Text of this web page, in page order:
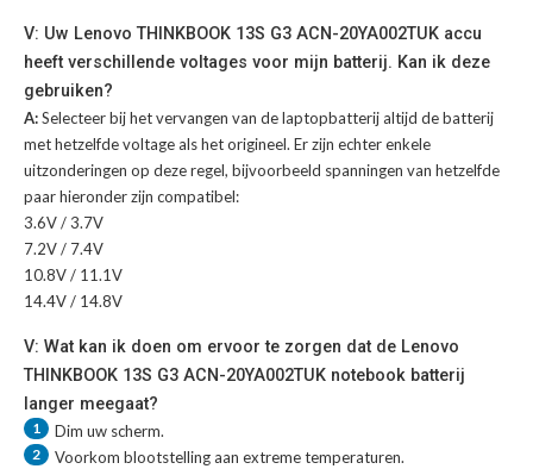
V: Uw Lenovo THINKBOOK 13S G3 ACN-20YA002TUK accu
heeft verschillende voltages voor mijn batterij. Kan ik deze
gebruiken?
A:Selecteer bij het vervangen van de laptopbatterij altijd de batterij
met hetzelfde voltage als het origineel. Er zijn echter enkele
uitzonderingen op deze regel, bijvoorbeeld spanningen van hetzelfde
paar hieronder zijn compatibel:
3.6V / 3.7V
7.2V / 7.4V
10.8V / 11.1V
14.4V / 14.8V
V: Wat kan ik doen om ervoor te zorgen dat de Lenovo
THINKBOOK 13S G3 ACN-20YA002TUK notebook batterij
langer meegaat?
1 Dim uw scherm.
2 Voorkom blootstelling aan extreme temperaturen.